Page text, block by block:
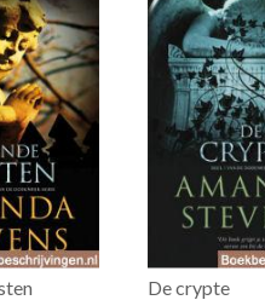
De crypte